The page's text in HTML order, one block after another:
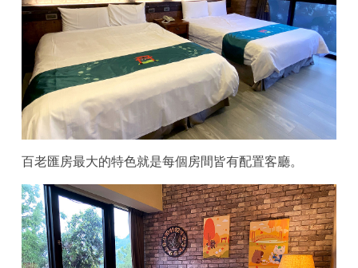
百老匯房最大的特色就是每個房間皆有配置客廳。